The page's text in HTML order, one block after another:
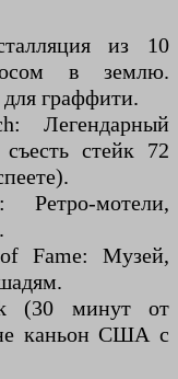
из 10
в землю.
граффити.
Легендарный
стейк 72
мотели,
Fame: Музей,
(30 минут от
каньон США с